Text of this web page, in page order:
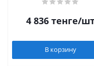
4 836тенге/
В корзину